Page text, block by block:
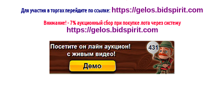
Для участия в торгах перейдите по ссылке: https://gelos.bidspirit.com
Внимание! - 7% аукционный сбор при покупке лота через систему
https://gelos.bidspirit.com